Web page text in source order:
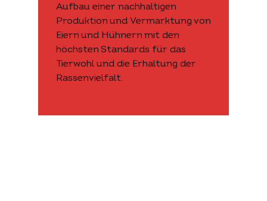
Aufbau einer nachhaltigen
Produktion und Vermarktung von
Eiern und Hühnern mit den
höchsten Standards für das
Tierwohl und die Erhaltung der
Rassenvielfalt.